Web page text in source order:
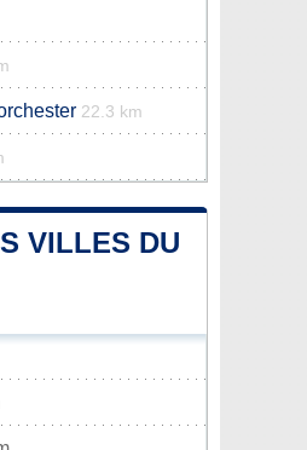
22.3 km
VILLES DU